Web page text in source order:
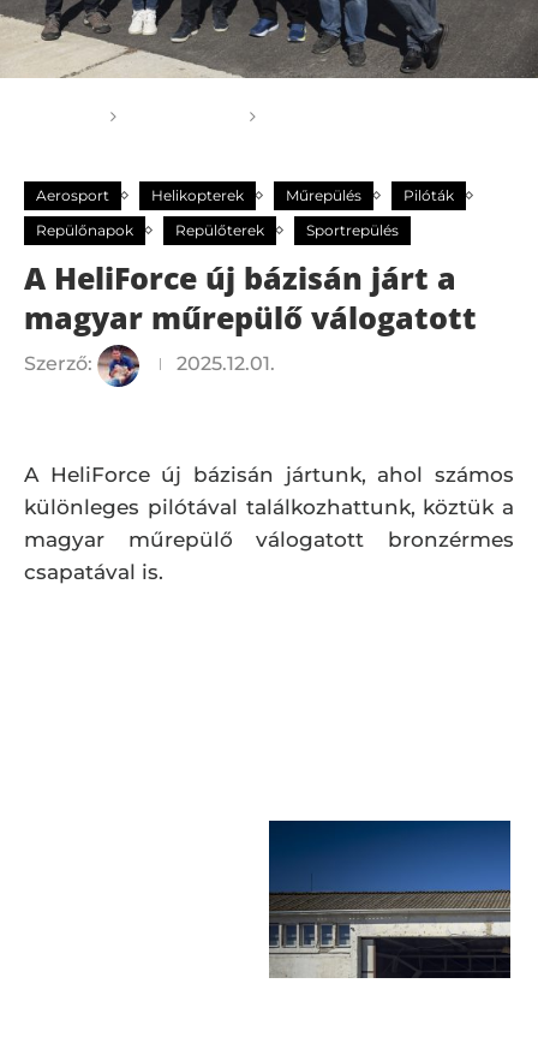
Aerosport Helikopterek Műrepülés
Pilóták
Repülőnapok
Repülőterek Sportrepülés
A HeliForce új bázisán járt a
magyar műrepülő válogatott
Szerző: 2025.12.01.
A HeliForce új bázisán jártunk, ahol számos
különleges pilótával találkozhattunk, köztük a
magyar műrepülő válogatott bronzérmes
csapatával is.